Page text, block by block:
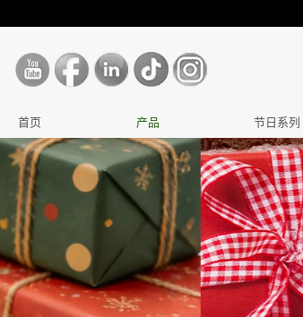
首页 产品 节日系列